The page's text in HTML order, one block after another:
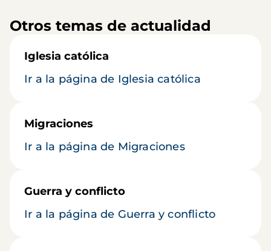
Otros temas de actualidad
Iglesia católica
Ir a la página de Iglesia católica
Migraciones
Ir a la página de Migraciones
Guerra y conflicto
Ir a la página de Guerra y conflicto